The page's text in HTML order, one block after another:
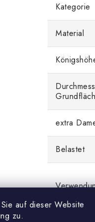
auf dieser Website
zu.
Kategorie
Material
extra
Belastet